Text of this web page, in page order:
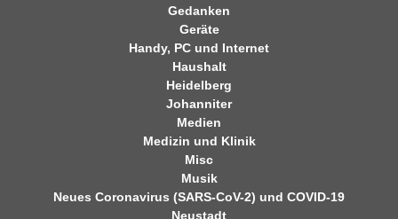
Gedanken
Geräte
Handy, PC und Internet
Haushalt
Heidelberg
Johanniter
Medien
Medizin und Klinik
Misc
Musik
Neues Coronavirus (SARS-CoV-2) und COVID-19
Neustadt